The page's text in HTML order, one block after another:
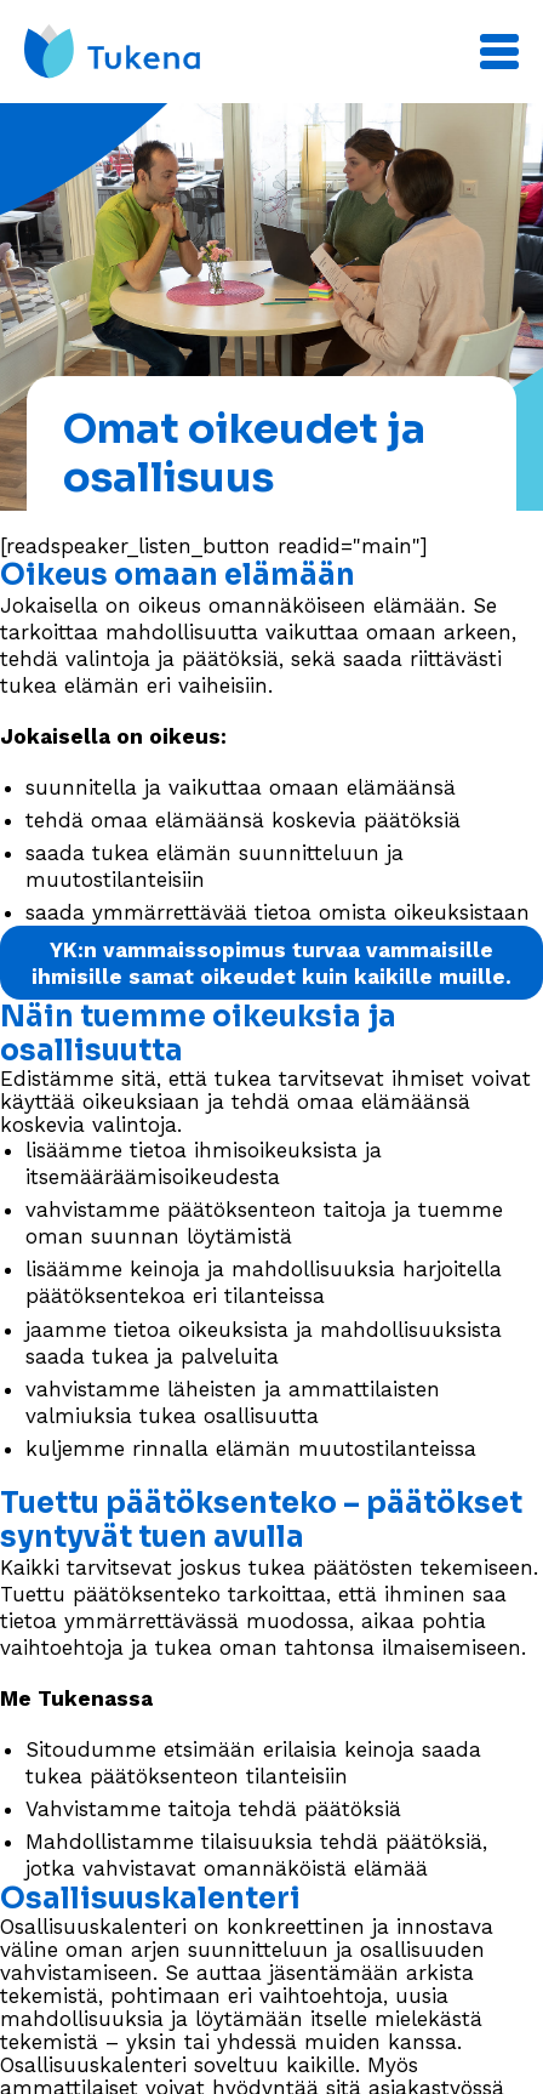
Omat oikeudet ja
osallisuus
[readspeaker_listen_button readid="main"]
Oikeus omaan elämään
Jokaisella on oikeus omannäköiseen elämään. Se
tarkoittaa mahdollisuutta vaikuttaa omaan arkeen,
tehdä valintoja ja päätöksiä, sekä saada riittävästi
tukea elämän eri vaiheisiin.
Jokaisella on oikeus:
suunnitella ja vaikuttaa omaan elämäänsä
tehdä omaa elämäänsä koskevia päätöksiä
saada tukea elämän suunnitteluun ja
muutostilanteisiin
saada ymmärrettävää tietoa omista oikeuksistaan
YK:n vammaissopimus turvaa vammaisille
ihmisille samat oikeudet kuin kaikille muille.
Näin tuemme oikeuksia ja
osallisuutta
Edistämme sitä, että tukea tarvitsevat ihmiset voivat
käyttää oikeuksiaan ja tehdä omaa elämäänsä
koskevia valintoja.
lisäämme tietoa ihmisoikeuksista ja
itsemääräämisoikeudesta
vahvistamme päätöksenteon taitoja ja tuemme
oman suunnan löytämistä
lisäämme keinoja ja mahdollisuuksia harjoitella
päätöksentekoa eri tilanteissa
jaamme tietoa oikeuksista ja mahdollisuuksista
saada tukea ja palveluita
vahvistamme läheisten ja ammattilaisten
valmiuksia tukea osallisuutta
kuljemme rinnalla elämän muutostilanteissa
Tuettu päätöksenteko – päätökset
syntyvät tuen avulla
Kaikki tarvitsevat joskus tukea päätösten tekemiseen.
Tuettu päätöksenteko tarkoittaa, että ihminen saa
tietoa ymmärrettävässä muodossa, aikaa pohtia
vaihtoehtoja ja tukea oman tahtonsa ilmaisemiseen.
Me Tukenassa
Sitoudumme etsimään erilaisia keinoja saada
tukea päätöksenteon tilanteisiin
Vahvistamme taitoja tehdä päätöksiä
Mahdollistamme tilaisuuksia tehdä päätöksiä,
jotka vahvistavat omannäköistä elämää
Osallisuuskalenteri
Osallisuuskalenteri on konkreettinen ja innostava
väline oman arjen suunnitteluun ja osallisuuden
vahvistamiseen. Se auttaa jäsentämään arkista
tekemistä, pohtimaan eri vaihtoehtoja, uusia
mahdollisuuksia ja löytämään itselle mielekästä
tekemistä – yksin tai yhdessä muiden kanssa.
Osallisuuskalenteri soveltuu kaikille. Myös
ammattilaiset voivat hyödyntää sitä asiakastyössä